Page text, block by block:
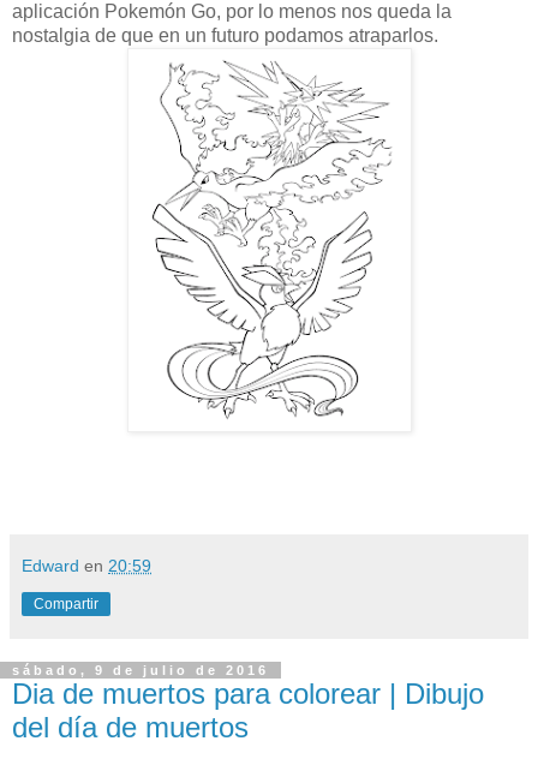
aplicación Pokemón Go, por lo menos nos queda la
nostalgia de que en un futuro podamos atraparlos.
Edward en 20:59
Compartir
sábado, 9 de julio de 2016
Dia de muertos para colorear | Dibujo
del día de muertos